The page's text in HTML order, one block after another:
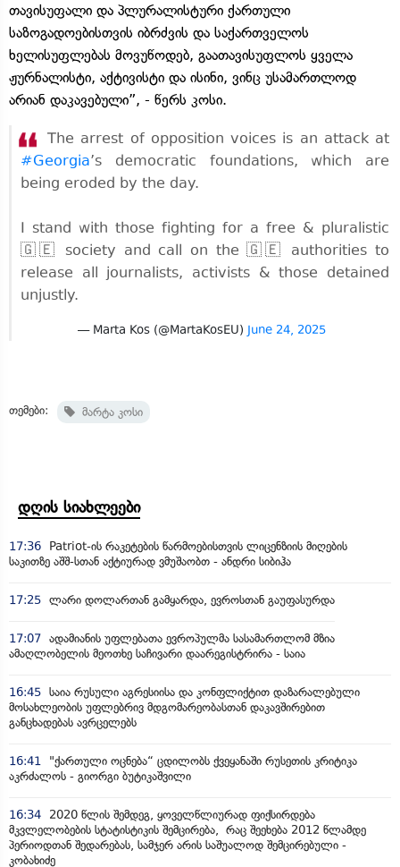
თავისუფალი და პლურალისტური ქართული
საზოგადოებისთვის იბრძვის და საქართველოს
ხელისუფლებას მოვუწოდებ, გაათავისუფლოს ყველა
ჟურნალისტი, აქტივისტი და ისინი, ვინც უსამართლოდ
არიან დაკავებული”, - წერს კოსი.
The arrest of opposition voices is an attack at
#Georgia’s democratic foundations, which are
being eroded by the day.
I stand with those fighting for a free & pluralistic
🇬🇪 society and call on the 🇬🇪 authorities to
release all journalists, activists & those detained
unjustly.
— Marta Kos (@MartaKosEU) June 24, 2025
თემები: მარტა კოსი
დღის სიახლეები
17:36
Patriot-ის რაკეტების წარმოებისთვის ლიცენზიის მიღების
საკითზე აშშ-სთან აქტიურად ვმუშაობთ - ანდრი სიბიჰა
17:25 ლარი დოლართან გამყარდა, ევროსთან გაუფასურდა
17:07 ადამიანის უფლებათა ევროპულმა სასამართლომ მზია
ამაღლობელის მეოთხე საჩივარი დაარეგისტრირა - საია
16:45 საია რუსული აგრესიისა და კონფლიქტით დაზარალებული
მოსახლეობის უფლებრივ მდგომარეობასთან დაკავშირებით
განცხადებას ავრცელებს
16:41
"ქართული ოცნება“ ცდილობს ქვეყანაში რუსეთის კრიტიკა
აკრძალოს - გიორგი ბუტიკაშვილი
16:34
2020 წლის შემდეგ, ყოველწლიურად ფიქსირდება
მკვლელობების სტატისტიკის შემცირება, რაც შეეხება 2012 წლამდე
პერიოდთან შედარებას, სამჯერ არის საშუალოდ შემცირებული -
კობახიძე